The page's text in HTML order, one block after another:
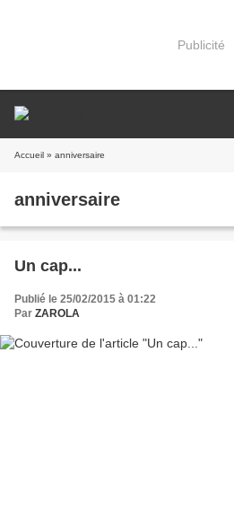
Publicité
Accueil » anniversaire
anniversaire
Un cap...
Publié le 25/02/2015 à 01:22
Par ZAROLA